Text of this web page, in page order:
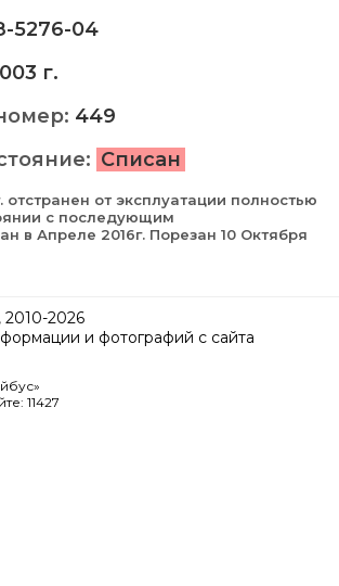
5276-04
г.
449
Списан
отстранен от эксплуатации полностью
с последующим
в Апреле 2016г. Порезан 10 Октября
2010-2026
и фотографий с сайта
11427